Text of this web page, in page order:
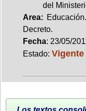
del
Area:
Decreto.
Fecha: 23/05/
Estado: Vigente